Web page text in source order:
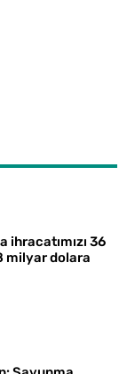
ihracatımızı 36
milyar dolara